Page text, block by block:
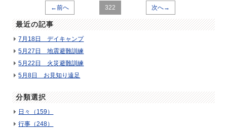
←前へ 322 次へ→
最近の記事
7月18日 デイキャンプ
5月27日 地震避難訓練
5月22日 火災避難訓練
5月8日 お見知り遠足
分類選択
日々（159）
行事（248）